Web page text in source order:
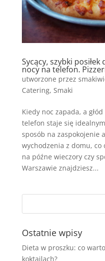
Sycący, szybki
nocy na telefon.
utworzone przez
Catering, Smaki
Kiedy noc zapada, a
telefon staje się
sposób na zaspokojenie
wychodzenia z domu, co
na późne wieczory czy
Warszawie znajdziesz...
Ostatnie wpisy
Dieta w proszku: co
koktajlach?